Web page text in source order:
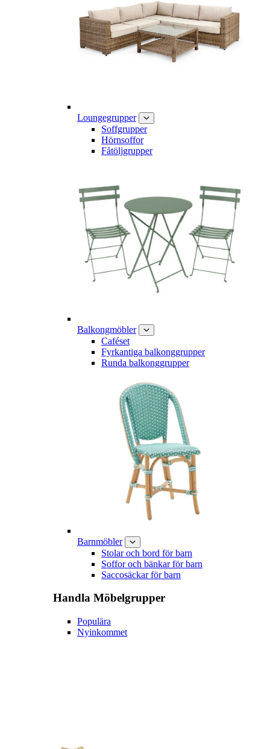
Loungegrupper
Soffgrupper
Hörnsoffor
Fåtöljgrupper
Balkongmöbler
Caféset
Fyrkantiga balkonggrupper
Runda balkonggrupper
Barnmöbler
Stolar och bord för barn
Soffor och bänkar för barn
Saccosäckar för barn
Handla Möbelgrupper
Populära
Nyinkommet